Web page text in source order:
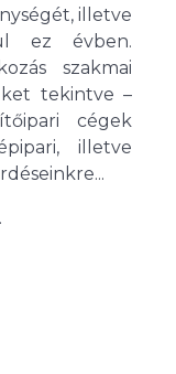
illetve
ez évben.
szakmai
tekintve –
cégek
illetve